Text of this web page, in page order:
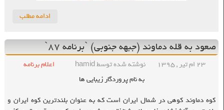
ادامه مطلب
صعود به قله دماوند (جبهه جنوبی) `برنامه ۸۷`
۲۳ ام تیر , ۱۳۹۵ نوشته شده توسط hamid
اعلام برنامه
به نام پروردگار زیبایی ها
کوه دماوند کوهی در شمال ایران است که به عنوان بلندترین کوه ایران و